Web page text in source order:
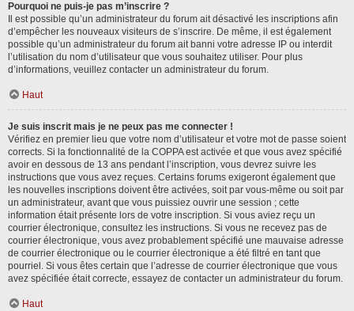
Pourquoi ne puis-je pas m’inscrire ?
Il est possible qu’un administrateur du forum ait désactivé les inscriptions afin
d’empêcher les nouveaux visiteurs de s’inscrire. De même, il est également
possible qu’un administrateur du forum ait banni votre adresse IP ou interdit
l’utilisation du nom d’utilisateur que vous souhaitez utiliser. Pour plus
d’informations, veuillez contacter un administrateur du forum.
Haut
Je suis inscrit mais je ne peux pas me connecter !
Vérifiez en premier lieu que votre nom d’utilisateur et votre mot de passe soient
corrects. Si la fonctionnalité de la COPPA est activée et que vous avez spécifié
avoir en dessous de 13 ans pendant l’inscription, vous devrez suivre les
instructions que vous avez reçues. Certains forums exigeront également que
les nouvelles inscriptions doivent être activées, soit par vous-même ou soit par
un administrateur, avant que vous puissiez ouvrir une session ; cette
information était présente lors de votre inscription. Si vous aviez reçu un
courrier électronique, consultez les instructions. Si vous ne recevez pas de
courrier électronique, vous avez probablement spécifié une mauvaise adresse
de courrier électronique ou le courrier électronique a été filtré en tant que
pourriel. Si vous êtes certain que l’adresse de courrier électronique que vous
avez spécifiée était correcte, essayez de contacter un administrateur du forum.
Haut